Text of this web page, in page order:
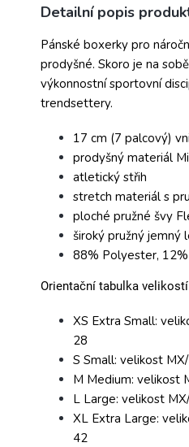
Detailní popis
Pánské boxerky pro
prodyšné. Skoro je na
výkonnostní sportovní
trendsettery.
17 cm (7 palcový)
prodyšný materiál
atletický střih
stretch materiál s
ploché pružné švy
široký pružný jemný
88% Polyester,
Orientační tabulka
XS Extra Small:
28
S Small: velikost
M Medium: velikost
L Large: velikost
XL Extra Large:
42